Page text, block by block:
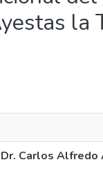
la
Carlos Alfredo